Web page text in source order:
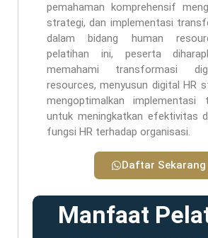
pemahaman komprehensif
strategi, dan implementasi
dalam bidang human
pelatihan ini, peserta
memahami transformasi
resources, menyusun digital HR
mengoptimalkan implementasi
untuk meningkatkan efektivitas
fungsi HR terhadap organisasi.
Daftar Sekarang
Manfaat